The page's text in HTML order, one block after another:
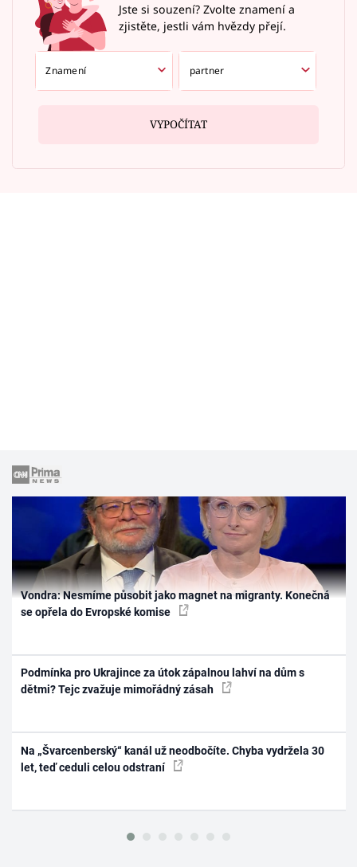
Jste si souzení? Zvolte znamení a
zjistěte, jestli vám hvězdy přejí.
VYPOČÍTAT
Vondra: Nesmíme působit jako magnet na migranty. Konečná
se opřela do Evropské komise
Podmínka pro Ukrajince za útok zápalnou lahví na dům s
dětmi? Tejc zvažuje mimořádný zásah
Na „Švarcenberský“ kanál už neodbočíte. Chyba vydržela 30
let, teď ceduli celou odstraní